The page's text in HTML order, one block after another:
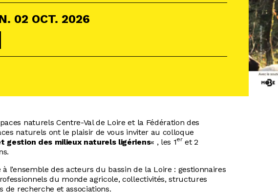
02 OCT. 2026
naturels Centre-Val de Loire et la Fédération des
naturels ont le plaisir de vous inviter au colloque
gestion des milieux naturels ligériens« , les 1eret 2
à l’ensemble des acteurs du bassin de la Loire : gestionnaires
du monde agricole, collectivités, structures
de recherche et associations.